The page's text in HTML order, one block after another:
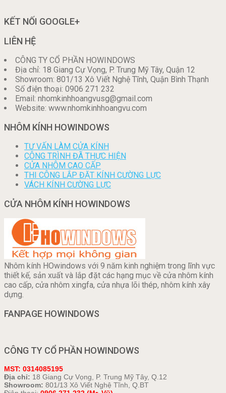
KẾT NỐI GOOGLE+
LIÊN HỆ
CÔNG TY CỔ PHẦN HOWINDOWS
Địa chỉ: 18 Giang Cự Vọng, P. Trung Mỹ Tây, Quận 12
Showroom: 801/13 Xô Viết Nghệ Tĩnh, Quận Bình Thạnh
Số điện thoại: 0906 271 232
Email: nhomkinhhoangvusg@gmail.com
Website: www.nhomkinhhoangvu.com
NHÔM KÍNH HOWINDOWS
TƯ VẤN LÀM CỬA KÍNH
CÔNG TRÌNH ĐÃ THỰC HIỆN
CỬA NHÔM CAO CẤP
THI CÔNG LẮP ĐẶT KÍNH CƯỜNG LỰC
VÁCH KÍNH CƯỜNG LỰC
CỬA NHÔM KÍNH HOWINDOWS
Nhôm kính HOwindows với 9 năm kinh nghiệm trong lĩnh vực
thiết kế, sản xuất và lắp đặt các hạng mục về cửa nhôm kính
cao cấp, cửa nhôm xingfa, cửa nhựa lõi thép, nhôm kính xây
dựng.
FANPAGE HOWINDOWS
CÔNG TY CỔ PHẦN HOWINDOWS
MST: 0314085195
Địa chỉ: 18 Giang Cự Vọng, P. Trung Mỹ Tây, Q.12
Showroom: 801/13 Xô Viết Nghệ Tĩnh, Q.BT